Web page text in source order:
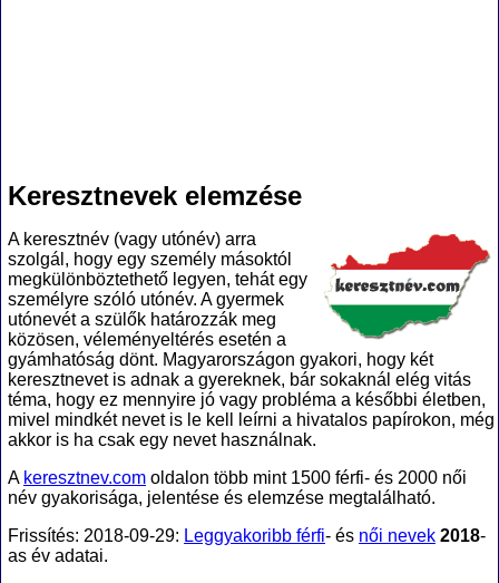
Keresztnevek elemzése
A keresztnév (vagy utónév) arra
szolgál, hogy egy személy másoktól
megkülönböztethető legyen, tehát egy
személyre szóló utónév. A gyermek
utónevét a szülők határozzák meg
közösen, véleményeltérés esetén a
gyámhatóság dönt. Magyarországon gyakori, hogy két
keresztnevet is adnak a gyereknek, bár sokaknál elég vitás
téma, hogy ez mennyire jó vagy probléma a későbbi életben,
mivel mindkét nevet is le kell leírni a hivatalos papírokon, még
akkor is ha csak egy nevet használnak.
A keresztnev.com oldalon több mint 1500 férfi- és 2000 női
név gyakorisága, jelentése és elemzése megtalálható.
Frissítés: 2018-09-29: Leggyakoribb férfi- és női nevek 2018-
as év adatai.